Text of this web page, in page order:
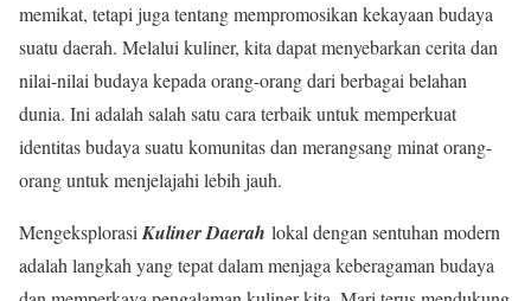
memikat, tetapi juga tentang mempromosikan kekayaan budaya
suatu daerah. Melalui kuliner, kita dapat menyebarkan cerita dan
nilai-nilai budaya kepada orang-orang dari berbagai belahan
dunia. Ini adalah salah satu cara terbaik untuk memperkuat
identitas budaya suatu komunitas dan merangsang minat orang-
orang untuk menjelajahi lebih jauh.
Mengeksplorasi Kuliner Daerah lokal dengan sentuhan modern
adalah langkah yang tepat dalam menjaga keberagaman budaya